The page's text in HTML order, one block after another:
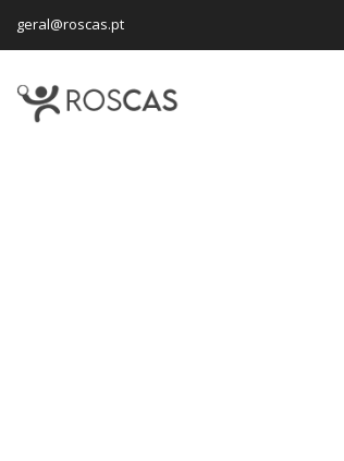
geral@roscas.pt